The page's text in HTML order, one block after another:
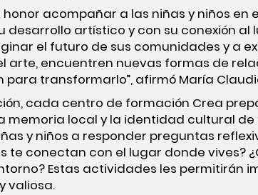
honor acompañar a las niñas y niños
desarrollo artístico y con su conexión
el futuro de sus comunidades y a
arte, encuentren nuevas formas de
para transformarlo”, afirmó María
cada centro de formación Crea
memoria local y la identidad cultural
y niños a responder preguntas
te conectan con el lugar donde vives?
Estas actividades les permitirán
valiosa.